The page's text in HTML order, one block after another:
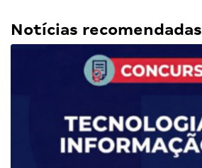
Notícias recomendadas